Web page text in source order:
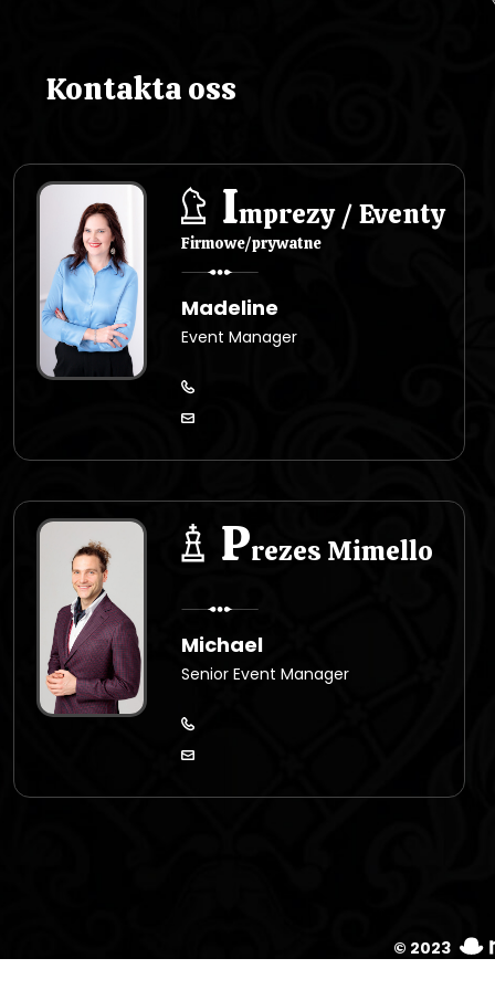
s
Kontakta oss
Imprezy / Eventy
Firmowe/prywatne
Madeline
Event Manager
Prezes Mimello
Michael
Senior Event Manager
© 2023